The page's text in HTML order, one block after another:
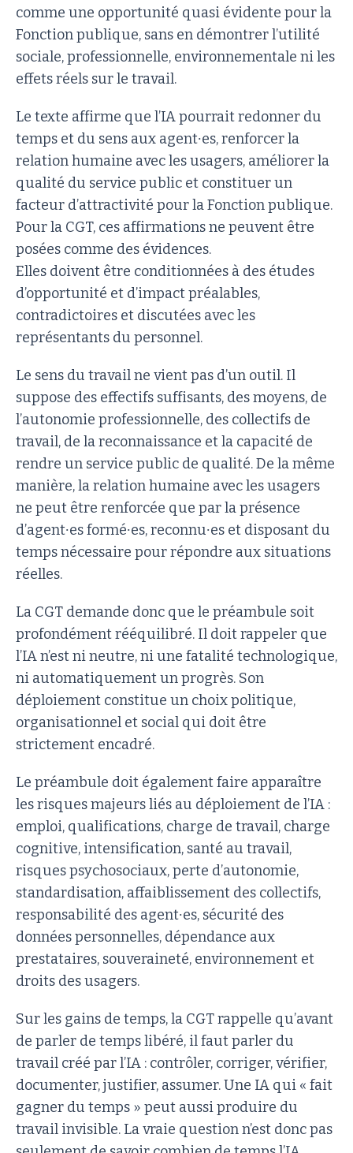
comme une opportunité quasi évidente pour la
Fonction publique, sans en démontrer l’utilité
sociale, professionnelle, environnementale ni les
effets réels sur le travail.
Le texte affirme que l’IA pourrait redonner du
temps et du sens aux agent∙es, renforcer la
relation humaine avec les usagers, améliorer la
qualité du service public et constituer un
facteur d’attractivité pour la Fonction publique.
Pour la CGT, ces affirmations ne peuvent être
posées comme des évidences.
Elles doivent être conditionnées à des études
d’opportunité et d’impact préalables,
contradictoires et discutées avec les
représentants du personnel.
Le sens du travail ne vient pas d’un outil. Il
suppose des effectifs suffisants, des moyens, de
l’autonomie professionnelle, des collectifs de
travail, de la reconnaissance et la capacité de
rendre un service public de qualité. De la même
manière, la relation humaine avec les usagers
ne peut être renforcée que par la présence
d’agent∙es formé∙es, reconnu∙es et disposant du
temps nécessaire pour répondre aux situations
réelles.
La CGT demande donc que le préambule soit
profondément rééquilibré. Il doit rappeler que
l’IA n’est ni neutre, ni une fatalité technologique,
ni automatiquement un progrès. Son
déploiement constitue un choix politique,
organisationnel et social qui doit être
strictement encadré.
Le préambule doit également faire apparaître
les risques majeurs liés au déploiement de l’IA :
emploi, qualifications, charge de travail, charge
cognitive, intensification, santé au travail,
risques psychosociaux, perte d’autonomie,
standardisation, affaiblissement des collectifs,
responsabilité des agent∙es, sécurité des
données personnelles, dépendance aux
prestataires, souveraineté, environnement et
droits des usagers.
Sur les gains de temps, la CGT rappelle qu’avant
de parler de temps libéré, il faut parler du
travail créé par l’IA : contrôler, corriger, vérifier,
documenter, justifier, assumer. Une IA qui « fait
gagner du temps » peut aussi produire du
travail invisible. La vraie question n’est donc pas